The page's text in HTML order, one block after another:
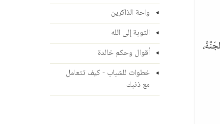
واحة الذاكرين
التوبة إلى الله
أقوال وحكم خالدة
خطوات للشباب - كيف تتعامل
مع ذنبك